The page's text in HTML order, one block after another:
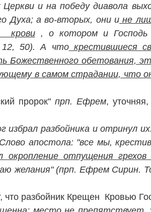
и на победу диавола
Духа; а во-вторых, они и не
крови, о котором и Господь
12, 50). А чтокрестившиеся
обетования,
в самом страдании,
пророк" прп. Ефрем,
разбойника и отринул
апостола: "все мы,
окропление отпущения
желания" (прп. Ефрем Сирин.
что разбойник Крещен Кровью